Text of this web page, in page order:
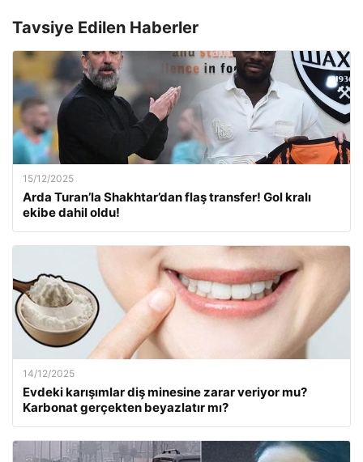
Tavsiye Edilen Haberler
15/12/2025
Arda Turan’la Shakhtar’dan flaş transfer! Gol kralı
ekibe dahil oldu!
14/12/2025
Evdeki karışımlar diş minesine zarar veriyor mu?
Karbonat gerçekten beyazlatır mı?